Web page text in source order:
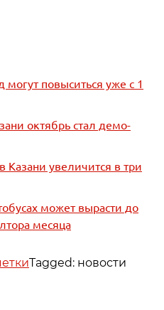
повыситься уже с 1
октябрь стал демо-
Казани увеличится в три
может вырасти до
месяца
Tagged: новости